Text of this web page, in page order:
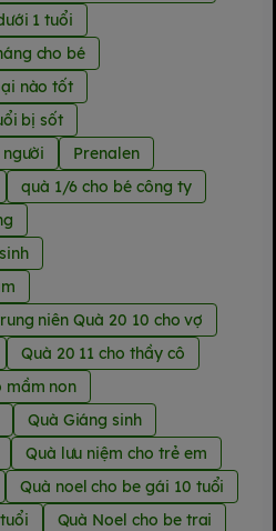
1 tuổi
cho bé
nào tốt
bị sốt
Prenalen
quà 1/6 cho bé công ty
niên Quà 20 10 cho vợ
Quà 20 11 cho thầy cô
mầm non
Quà Giáng sinh
Quà lưu niệm cho trẻ em
Quà noel cho be gái 10 tuổi
Quà Noel cho be trai